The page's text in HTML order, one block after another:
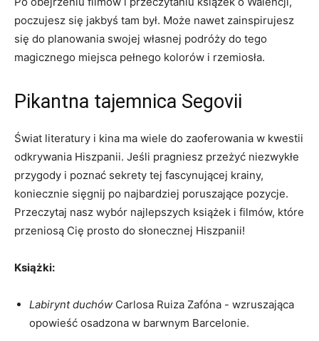
⁢poczujesz się jakbyś⁤ tam był. Może nawet zainspirujesz
się ⁤do planowania swojej ‌własnej podróży ⁣do tego
magicznego miejsca pełnego kolorów i ​rzemiosła.
Pikantna tajemnica Segovii
Świat⁤ literatury i kina ma wiele do zaoferowania w kwestii
odkrywania Hiszpanii. Jeśli pragniesz‌ przeżyć niezwykłe
przygody i poznać sekrety tej fascynującej krainy,⁤
koniecznie sięgnij ​po najbardziej⁢ poruszające pozycje.
Przeczytaj nasz ‍wybór najlepszych książek i filmów, które
przeniosą Cię prosto do słonecznej Hiszpanii!
Książki:
Labirynt duchów Carlosa Ruiza Zafóna ⁣- wzruszająca‍
opowieść osadzona w barwnym Barcelonie.